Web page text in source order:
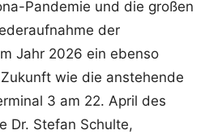
Pandemie und die großen
der
Jahr 2026 ein ebenso
wie die anstehende
3 am 22. April des
Dr. Stefan Schulte,